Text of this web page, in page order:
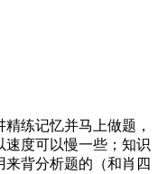
练记忆并马上做题，
度可以慢一些；知识
背分析题的（和肖四